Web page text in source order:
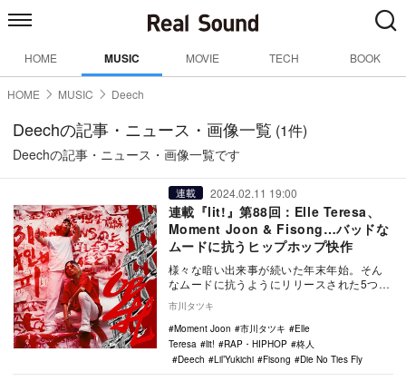
HOME MUSIC MOVIE TECH BOOK
HOME MUSIC Deech
Deechの記事・ニュース・画像一覧 (1件)
Deechの記事・ニュース・画像一覧です
連載 2024.02.11 19:00
連載『lit!』第88回：Elle Teresa、
Moment Joon & Fisong…バッドな
ムードに抗うヒップホップ快作
様々な暗い出来事が続いた年末年始。そん
なムードに抗うようにリリースされた5つの
ヒップホップ作品ーーElle Teresa、Dee…
市川タツキ
Moment Joon
市川タツキ
Elle
Teresa
lit! RAP・HIPHOP
柊人
Deech
Lil’Yukichi Fisong Die No Ties Fly